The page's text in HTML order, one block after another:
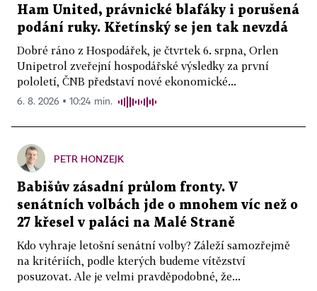
Ham United, právnické blafáky i porušená
podání ruky. Křetínský se jen tak nevzdá
Dobré ráno z Hospodářek, je čtvrtek 6. srpna, Orlen
Unipetrol zveřejní hospodářské výsledky za první
pololetí, ČNB představí nové ekonomické...
6. 8. 2026 ▪ 10:24 min.
PETR HONZEJK
Babišův zásadní průlom fronty. V
senátních volbách jde o mnohem víc než o
27 křesel v paláci na Malé Straně
Kdo vyhraje letošní senátní volby? Záleží samozřejmě
na kritériích, podle kterých budeme vítězství
posuzovat. Ale je velmi pravděpodobné, že...